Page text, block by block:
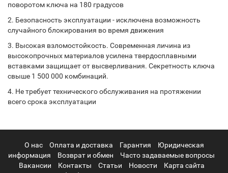
поворотом ключа на 180 градусов
2. Безопасность эксплуатации - исключена возможность
случайного блокирования во время движения
3. Высокая взломостойкость. Современная личина из
высокопрочных материалов усилена твердосплавными
вставками защищает от высверливания. Секретность ключа
свыше 1 500 000 комбинаций.
4. Не требует технического обслуживания на протяжении
всего срока эксплуатации
О нас Оплата и доставка Гарантия
Юридическая
информация
Возврат и обмен
Часто задаваемые вопросы
Вакансии
Контакты Статьи Новости
Карта сайта